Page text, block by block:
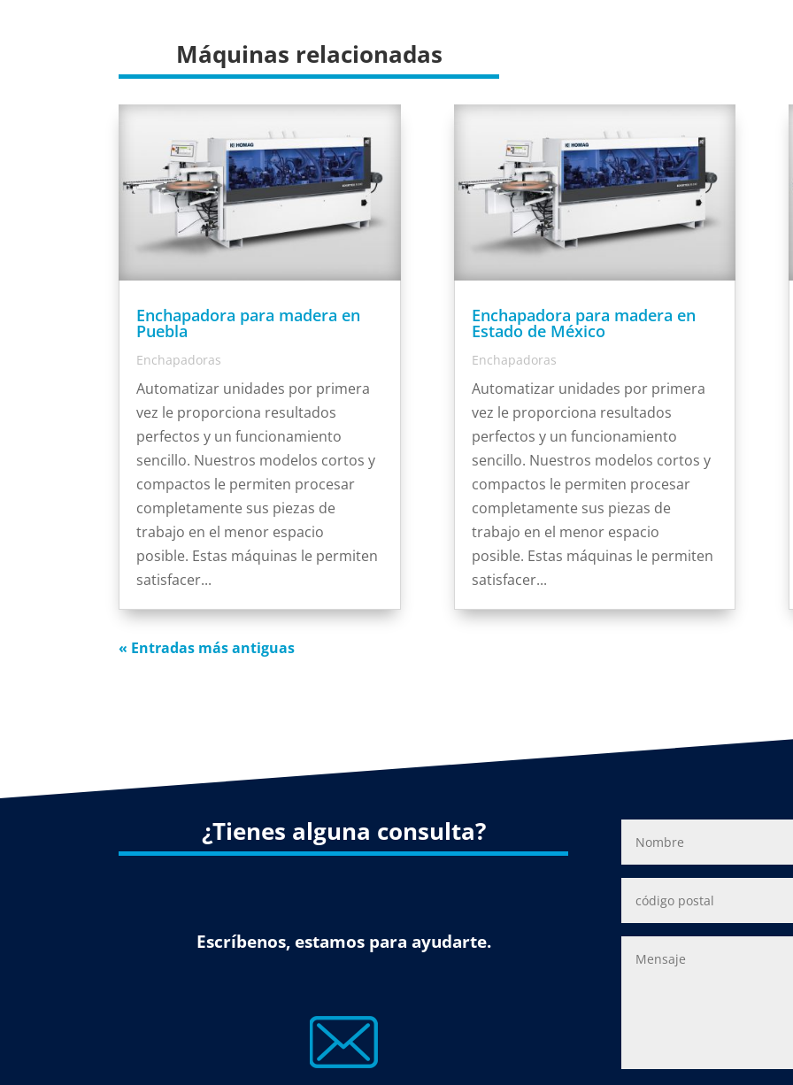
Máquinas relacionadas
Enchapadora para madera en
Puebla
Enchapadoras
Automatizar unidades por primera
vez le proporciona resultados
perfectos y un funcionamiento
sencillo. Nuestros modelos cortos y
compactos le permiten procesar
completamente sus piezas de
trabajo en el menor espacio
posible. Estas máquinas le permiten
satisfacer...
Enchapadora para madera en
Estado de México
Enchapadoras
Automatizar unidades por primera
vez le proporciona resultados
perfectos y un funcionamiento
sencillo. Nuestros modelos cortos y
compactos le permiten procesar
completamente sus piezas de
trabajo en el menor espacio
posible. Estas máquinas le permiten
satisfacer...
« Entradas más antiguas
¿Tienes alguna consulta?
Escríbenos, estamos para ayudarte.